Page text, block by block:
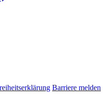
Barriere melden